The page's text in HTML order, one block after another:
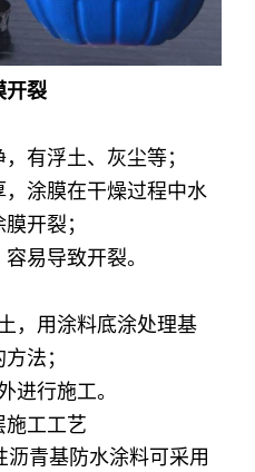
开裂
有浮土、灰尘等；
涂膜在干燥过程中水
开裂；
易导致开裂。
，用涂料底涂处理基
法；
进行施工。
施工工艺
青基防水涂料可采用